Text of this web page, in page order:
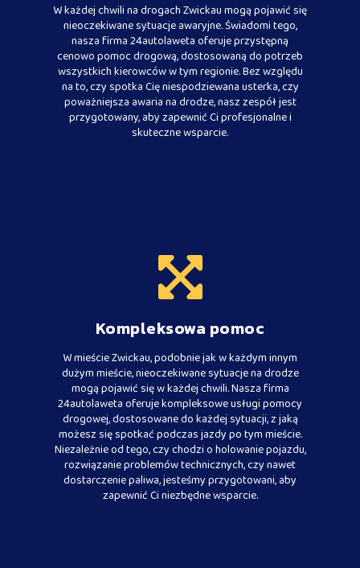
W każdej chwili na drogach Zwickau mogą pojawić się
nieoczekiwane sytuacje awaryjne. Świadomi tego,
nasza firma 24autolaweta oferuje przystępną
cenowo pomoc drogową, dostosowaną do potrzeb
wszystkich kierowców w tym regionie. Bez względu
na to, czy spotka Cię niespodziewana usterka, czy
poważniejsza awaria na drodze, nasz zespół jest
przygotowany, aby zapewnić Ci profesjonalne i
skuteczne wsparcie.
Kompleksowa pomoc
W mieście Zwickau, podobnie jak w każdym innym
dużym mieście, nieoczekiwane sytuacje na drodze
mogą pojawić się w każdej chwili. Nasza firma
24autolaweta oferuje kompleksowe usługi pomocy
drogowej, dostosowane do każdej sytuacji, z jaką
możesz się spotkać podczas jazdy po tym mieście.
Niezależnie od tego, czy chodzi o holowanie pojazdu,
rozwiązanie problemów technicznych, czy nawet
dostarczenie paliwa, jesteśmy przygotowani, aby
zapewnić Ci niezbędne wsparcie.